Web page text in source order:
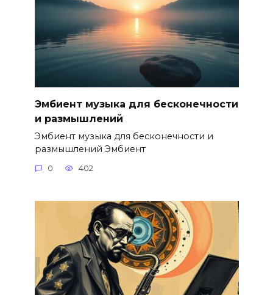
Эмбиент музыка для бесконечности
и размышлений
Эмбиент музыка для бесконечности и
размышлений Эмбиент
0 402